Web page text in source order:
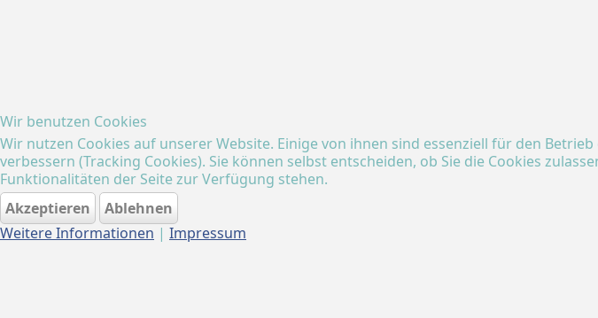
Wir benutzen Cookies
Wir nutzen Cookies auf unserer Website. Einige von ihnen sind essenziell für den
verbessern (Tracking Cookies). Sie können selbst entscheiden, ob Sie die Cookies
Funktionalitäten der Seite zur Verfügung stehen.
Akzeptieren
Ablehnen
Weitere Informationen | Impressum